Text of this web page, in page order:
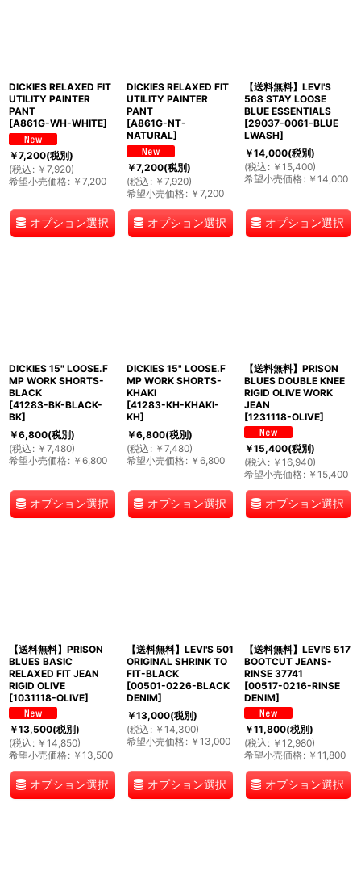
DICKIES RELAXED FIT
UTILITY PAINTER
PANT
[A861G-WH-WHITE]
￥7,200(税別)
(税込 : ￥ 7,920)
希望小売価格: ￥ 7,200
オプション選択
DICKIES RELAXED FIT
UTILITY PAINTER
PANT
[A861G-NT-
NATURAL]
￥7,200(税別)
(税込 : ￥ 7,920)
希望小売価格: ￥ 7,200
オプション選択
【送料無料】LEVI'S
568 STAY LOOSE
BLUE ESSENTIALS
[29037-0061-BLUE
LWASH]
￥14,000(税別)
(税込 : ￥ 15,400)
希望小売価格: ￥ 14,000
オプション選択
DICKIES 15" LOOSE.F
MP WORK SHORTS-
BLACK
[41283-BK-BLACK-
BK]
￥6,800(税別)
(税込 : ￥ 7,480)
希望小売価格: ￥ 6,800
オプション選択
DICKIES 15" LOOSE.F
MP WORK SHORTS-
KHAKI
[41283-KH-KHAKI-
KH]
￥6,800(税別)
(税込 : ￥ 7,480)
希望小売価格: ￥ 6,800
オプション選択
【送料無料】PRISON
BLUES DOUBLE KNEE
RIGID OLIVE WORK
JEAN
[1231118-OLIVE]
￥15,400(税別)
(税込 : ￥ 16,940)
希望小売価格: ￥ 15,400
オプション選択
【送料無料】PRISON
BLUES BASIC
RELAXED FIT JEAN
RIGID OLIVE
[1031118-OLIVE]
￥13,500(税別)
(税込 : ￥ 14,850)
希望小売価格: ￥ 13,500
オプション選択
【送料無料】LEVI'S 501
ORIGINAL SHRINK TO
FIT-BLACK
[00501-0226-BLACK
DENIM]
￥13,000(税別)
(税込 : ￥ 14,300)
希望小売価格: ￥ 13,000
オプション選択
【送料無料】LEVI'S 517
BOOTCUT JEANS-
RINSE 37741
[00517-0216-RINSE
DENIM]
￥11,800(税別)
(税込 : ￥ 12,980)
希望小売価格: ￥ 11,800
オプション選択